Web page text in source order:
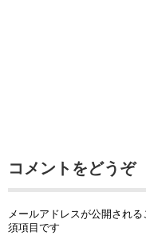
コメントをどうぞ
メールアドレスが公開される
須項目です